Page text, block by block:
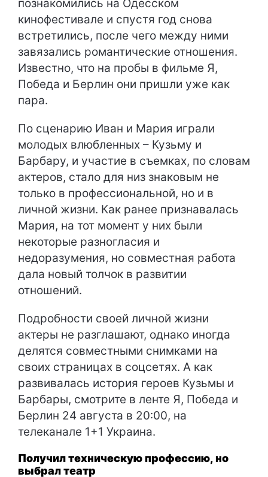
познакомились на Одесском
кинофестивале и спустя год снова
встретились, после чего между ними
завязались романтические отношения.
Известно, что на пробы в фильме Я,
Победа и Берлин они пришли уже как
пара.
По сценарию Иван и Мария играли
молодых влюбленных – Кузьму и
Барбару, и участие в съемках, по словам
актеров, стало для низ знаковым не
только в профессиональной, но и в
личной жизни. Как ранее признавалась
Мария, на тот момент у них были
некоторые разногласия и
недоразумения, но совместная работа
дала новый толчок в развитии
отношений.
Подробности своей личной жизни
актеры не разглашают, однако иногда
делятся совместными снимками на
своих страницах в соцсетях. А как
развивалась история героев Кузьмы и
Барбары, смотрите в ленте Я, Победа и
Берлин 24 августа в 20:00, на
телеканале 1+1 Украина.
Получил техническую профессию, но
выбрал театр